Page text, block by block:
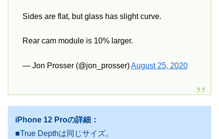
Sides are flat, but glass has slight curve.
Rear cam module is 10% larger.
— Jon Prosser (@jon_prosser)August 25, 2020
iPhone 12 Proの詳細：
■True Depthは同じサイズ。